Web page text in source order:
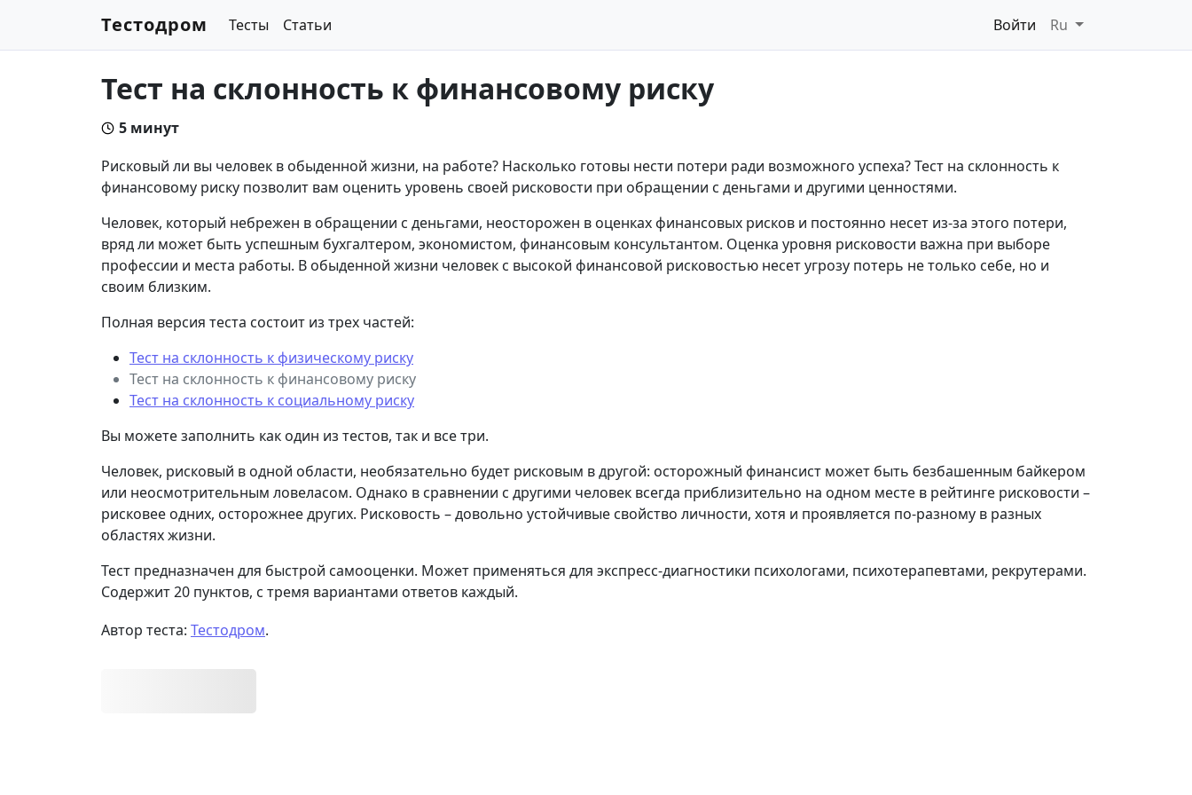
Тестодром Тесты Статьи Войти Ru
Тест на склонность к финансовому риску
5 минут
Рисковый ли вы человек в обыденной жизни, на работе? Насколько готовы нести потери ради возможного успеха? Тест на склонность к
финансовому риску позволит вам оценить уровень своей рисковости при обращении с деньгами и другими ценностями.
Человек, который небрежен в обращении с деньгами, неосторожен в оценках финансовых рисков и постоянно несет из-за этого потери,
вряд ли может быть успешным бухгалтером, экономистом, финансовым консультантом. Оценка уровня рисковости важна при выборе
профессии и места работы. В обыденной жизни человек с высокой финансовой рисковостью несет угрозу потерь не только себе, но и
своим близким.
Полная версия теста состоит из трех частей:
Тест на склонность к физическому риску
Тест на склонность к финансовому риску
Тест на склонность к социальному риску
Вы можете заполнить как один из тестов, так и все три.
Человек, рисковый в одной области, необязательно будет рисковым в другой: осторожный финансист может быть безбашенным байкером
или неосмотрительным ловеласом. Однако в сравнении с другими человек всегда приблизительно на одном месте в рейтинге рисковости –
рисковее одних, осторожнее других. Рисковость – довольно устойчивые свойство личности, хотя и проявляется по-разному в разных
областях жизни.
Тест предназначен для быстрой самооценки. Может применяться для экспресс-диагностики психологами, психотерапевтами, рекрутерами.
Содержит 20 пунктов, с тремя вариантами ответов каждый.
Автор теста: Тестодром.